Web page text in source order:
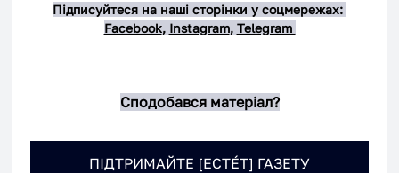
Підписуйтеся на наші сторінки у соцмережах:
Facebook, Instagram, Telegram
Сподобався матеріал?
ПІДТРИМАЙТЕ [ЕСТÉТ] ГАЗЕТУ